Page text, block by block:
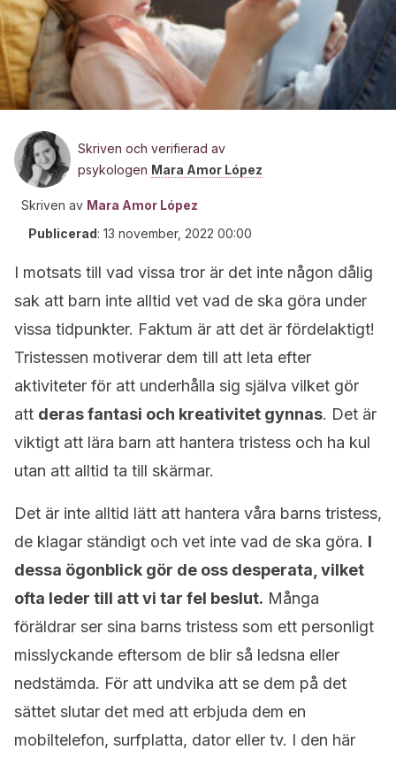
Skriven och verifierad av
psykologen Mara Amor López
Skriven av Mara Amor López
Publicerad: 13 november, 2022 00:00
I motsats till vad vissa tror är det inte någon dålig
sak att barn inte alltid vet vad de ska göra under
vissa tidpunkter. Faktum är att det är fördelaktigt!
Tristessen motiverar dem till att leta efter
aktiviteter för att underhålla sig själva vilket gör
att deras fantasi och kreativitet gynnas. Det är
viktigt att lära barn att hantera tristess och ha kul
utan att alltid ta till skärmar.
Det är inte alltid lätt att hantera våra barns tristess,
de klagar ständigt och vet inte vad de ska göra. I
dessa ögonblick gör de oss desperata, vilket
ofta leder till att vi tar fel beslut. Många
föräldrar ser sina barns tristess som ett personligt
misslyckande eftersom de blir så ledsna eller
nedstämda. För att undvika att se dem på det
sättet slutar det med att erbjuda dem en
mobiltelefon, surfplatta, dator eller tv. I den här